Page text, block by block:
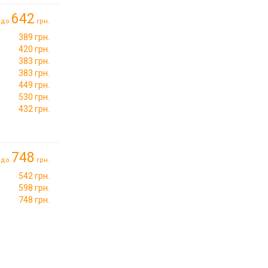
642 грн.
389 грн.
420 грн.
383 грн.
383 грн.
449 грн.
530 грн.
432 грн.
748 грн.
542 грн.
598 грн.
748 грн.